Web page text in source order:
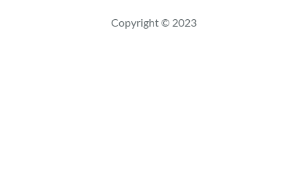
a
Copyright © 2023